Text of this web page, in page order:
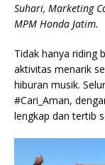
Suhari, Marketing
MPM Honda Jatim.
Tidak hanya riding
aktivitas menarik
hiburan musik.
#Cari_Aman,
lengkap dan tertib